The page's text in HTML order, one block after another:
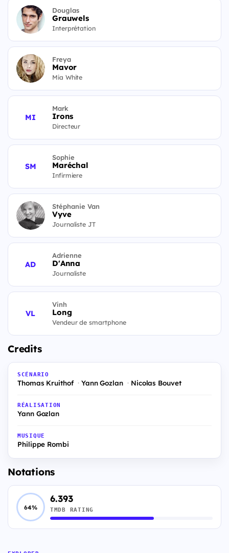
Douglas
Grauwels
Interprétation
Freya
Mavor
Mia White
MI
Mark
Irons
Directeur
SM
Sophie
Maréchal
Infirmiere
Stéphanie Van
Vyve
Journaliste JT
AD
Adrienne
D'Anna
Journaliste
VL
Vinh
Long
Vendeur de smartphone
Credits
SCÉNARIO
Thomas Kruithof Yann Gozlan Nicolas Bouvet
RÉALISATION
Yann Gozlan
MUSIQUE
Philippe Rombi
Notations
64%
6.393
TMDB RATING